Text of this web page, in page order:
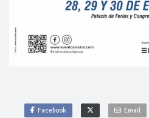
Facebook Email